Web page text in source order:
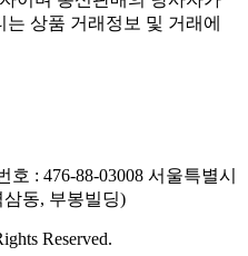
상품 거래정보 및 거래에
호 : 476-88-03008 서울특별시
삼동, 부봉빌딩)
Reserved.